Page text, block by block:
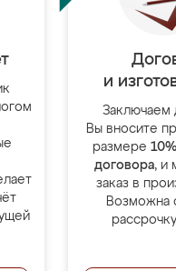
и
Заключаем
Вы вносите
размере
договора, и
заказ в
Возможна